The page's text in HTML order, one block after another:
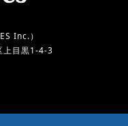
Inc.）
上目黒1-4-3